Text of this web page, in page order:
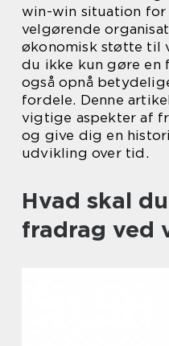
win-win situation for
velgørende
økonomisk støtte til
du ikke kun gøre en
også opnå
fordele. Denne
vigtige aspekter af
og give dig en
udvikling over tid.
Hvad skal
fradrag ved